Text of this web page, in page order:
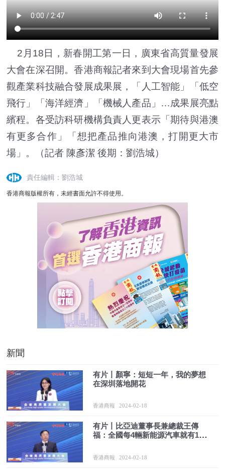
2月18日，新春開工第一日，廣東省高質量發展
大會在深召開。香港商報記者來到大會現場首先參
觀產業科技融合發展成果展，「人工智能」「低空
飛行」「海洋經濟」「機械人產品」…成果展亮點
繽程。各受訪科研機構負責人更表示「期待與港澳
有更多合作」「想把產品推向港澳，打開更大市
場」。（記者 陳彥潔 後期：劉浩城）
責任編輯：劉浩城
香港商報版權所有，未經書面允許不得使用。
新聞
有片丨顏寧：短短一年，我的夢想
在深圳落地開花
香港商報 2024-02-18
有片丨比亞迪董事長兼總裁王傳
福：全國每4輛新能源汽車就有1輛
香港商報 2024-02-18